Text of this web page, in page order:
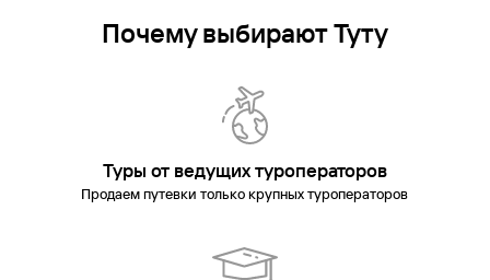
Почему выбирают Туту
Туры от ведущих туроператоров
Продаем путевки только крупных туроператоров